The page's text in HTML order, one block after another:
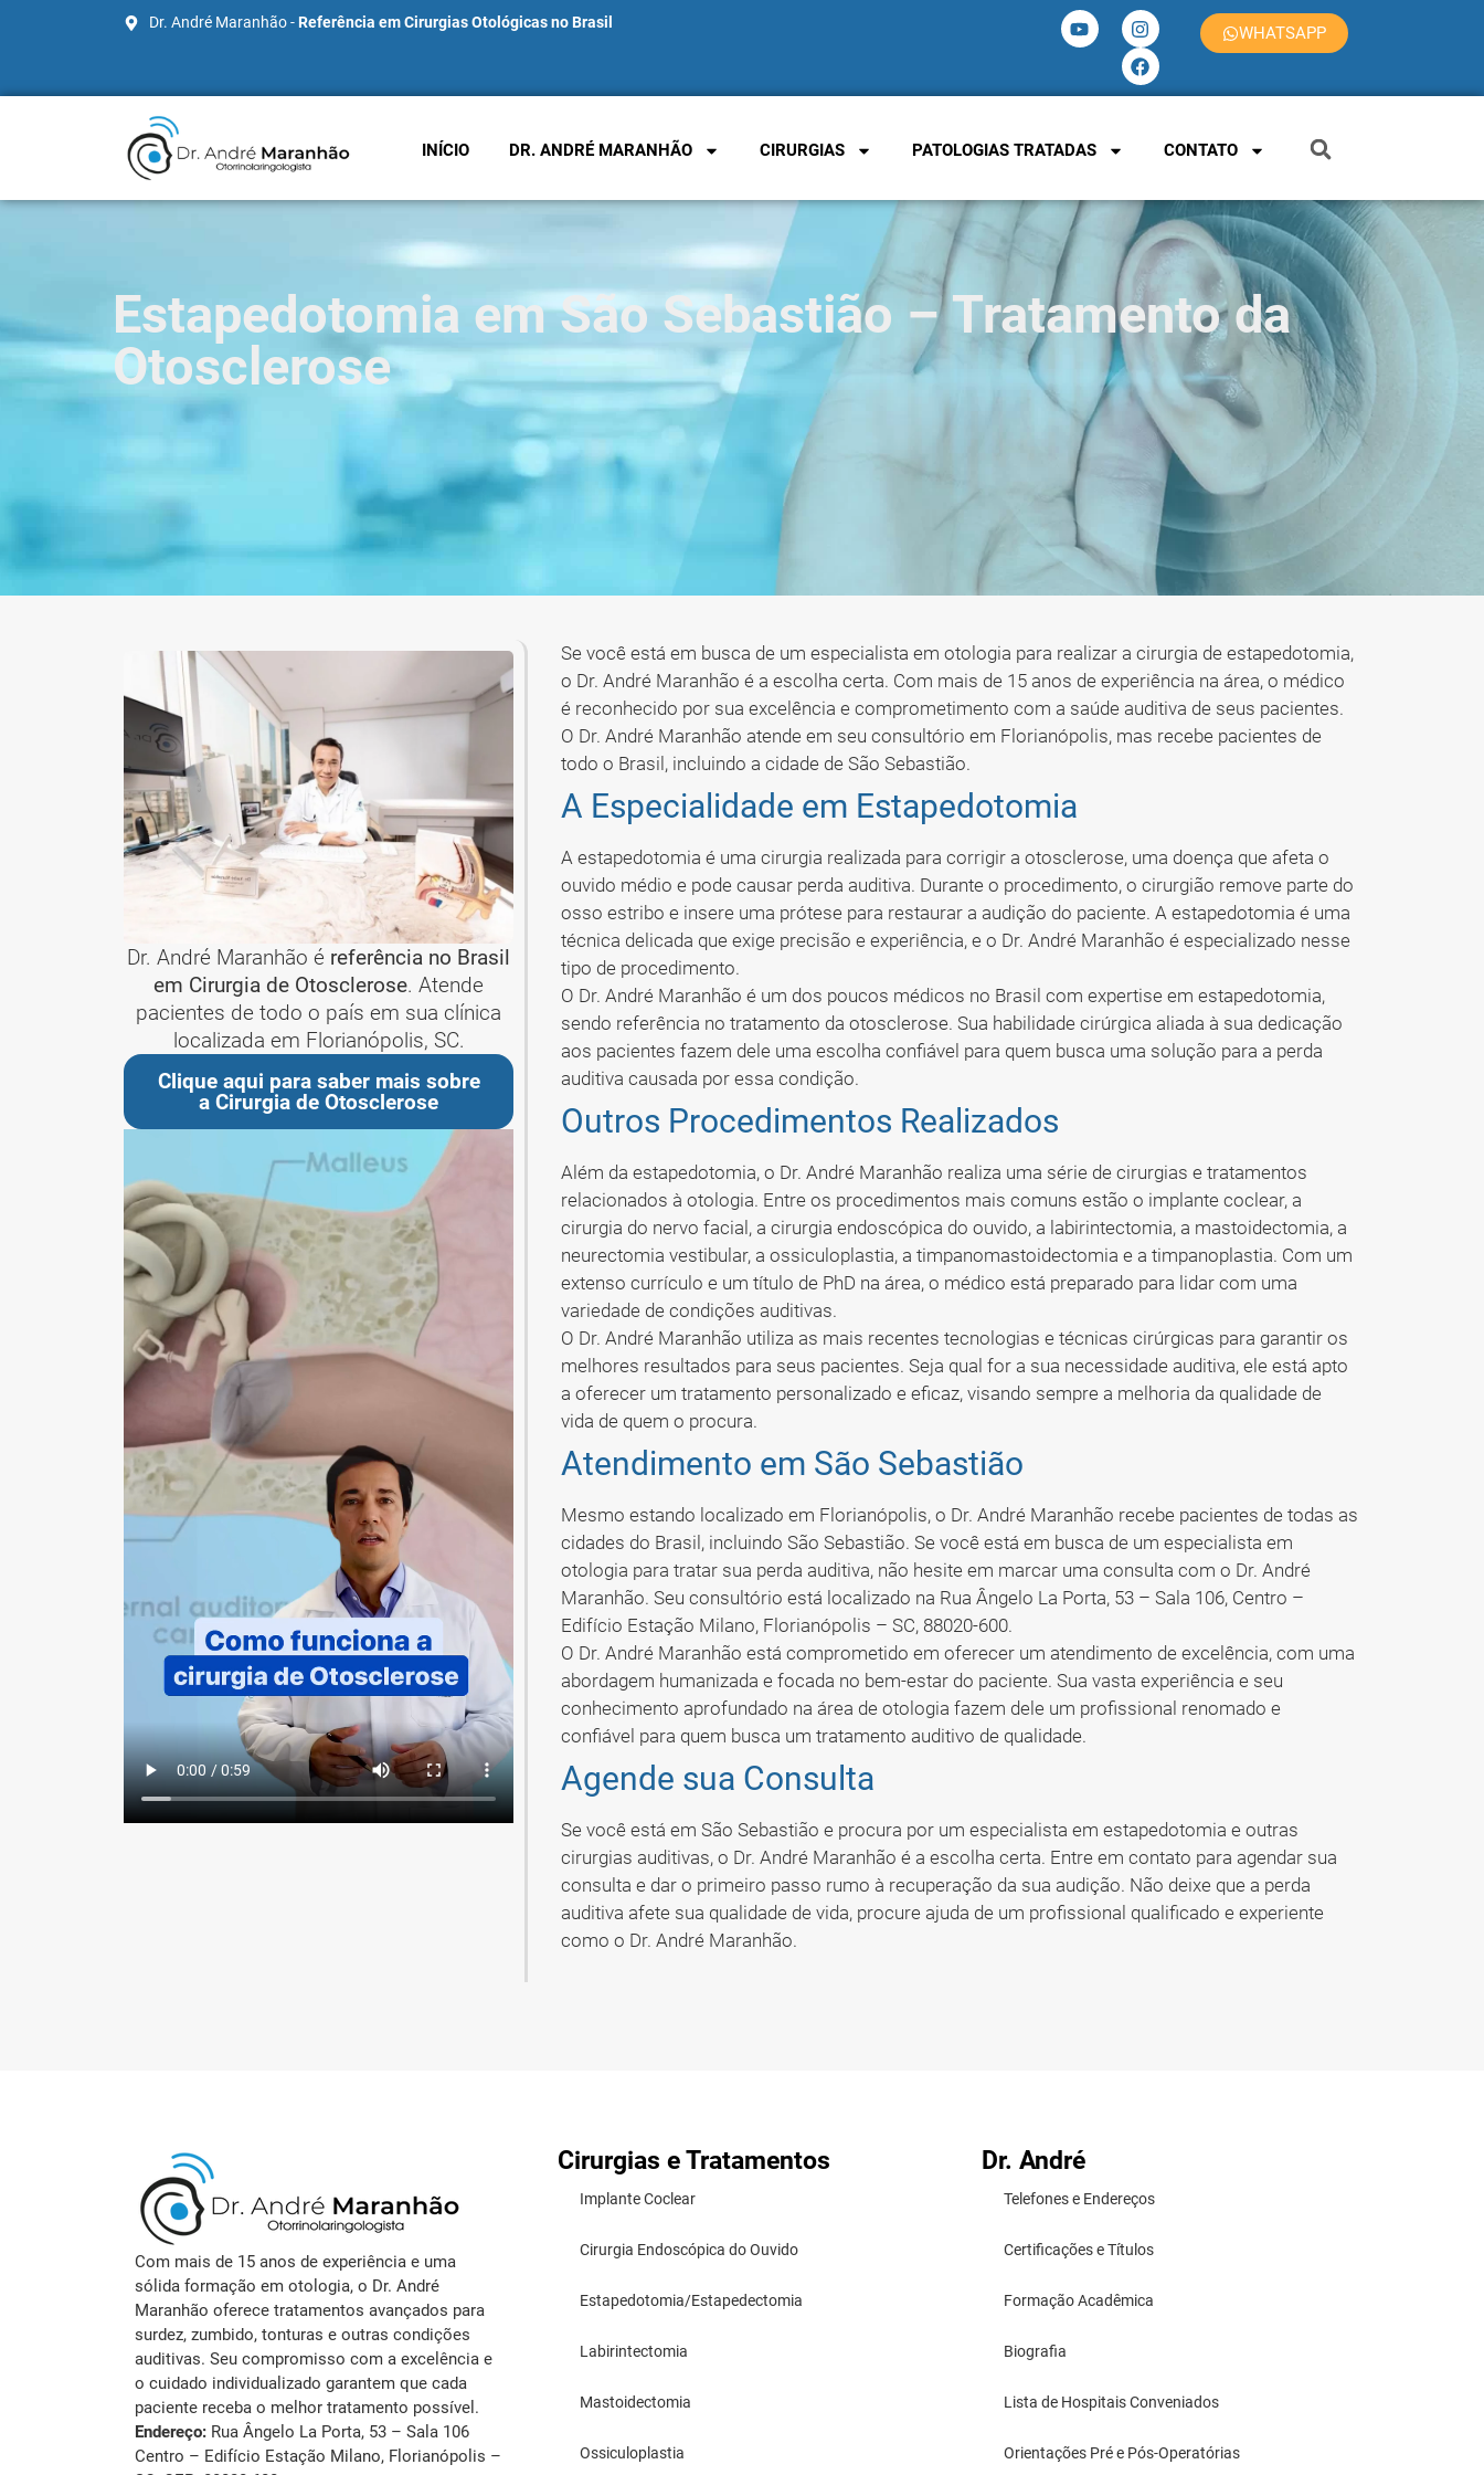
Dr. André Maranhão -Referência em Cirurgias Otológicas no Brasil
WHATSAPP
INÍCIO DR. ANDRÉ MARANHÃO CIRURGIAS PATOLOGIAS TRATADAS CONTATO
Estapedotomia em São Sebastião – Tratamento da
Otosclerose
Dr. André Maranhão é referência no Brasil
em Cirurgia de Otosclerose. Atende
pacientes de todo o país em sua clínica
localizada em Florianópolis, SC.
Clique aqui para saber mais sobre
a Cirurgia de Otosclerose
Se você está em busca de um especialista em otologia para realizar a cirurgia de estapedotomia,
o Dr. André Maranhão é a escolha certa. Com mais de 15 anos de experiência na área, o médico
é reconhecido por sua excelência e comprometimento com a saúde auditiva de seus pacientes.
O Dr. André Maranhão atende em seu consultório em Florianópolis, mas recebe pacientes de
todo o Brasil, incluindo a cidade de São Sebastião.
A Especialidade em Estapedotomia
A estapedotomia é uma cirurgia realizada para corrigir a otosclerose, uma doença que afeta o
ouvido médio e pode causar perda auditiva. Durante o procedimento, o cirurgião remove parte do
osso estribo e insere uma prótese para restaurar a audição do paciente. A estapedotomia é uma
técnica delicada que exige precisão e experiência, e o Dr. André Maranhão é especializado nesse
tipo de procedimento.
O Dr. André Maranhão é um dos poucos médicos no Brasil com expertise em estapedotomia,
sendo referência no tratamento da otosclerose. Sua habilidade cirúrgica aliada à sua dedicação
aos pacientes fazem dele uma escolha confiável para quem busca uma solução para a perda
auditiva causada por essa condição.
Outros Procedimentos Realizados
Além da estapedotomia, o Dr. André Maranhão realiza uma série de cirurgias e tratamentos
relacionados à otologia. Entre os procedimentos mais comuns estão o implante coclear, a
cirurgia do nervo facial, a cirurgia endoscópica do ouvido, a labirintectomia, a mastoidectomia, a
neurectomia vestibular, a ossiculoplastia, a timpanomastoidectomia e a timpanoplastia. Com um
extenso currículo e um título de PhD na área, o médico está preparado para lidar com uma
variedade de condições auditivas.
O Dr. André Maranhão utiliza as mais recentes tecnologias e técnicas cirúrgicas para garantir os
melhores resultados para seus pacientes. Seja qual for a sua necessidade auditiva, ele está apto
a oferecer um tratamento personalizado e eficaz, visando sempre a melhoria da qualidade de
vida de quem o procura.
Atendimento em São Sebastião
Mesmo estando localizado em Florianópolis, o Dr. André Maranhão recebe pacientes de todas as
cidades do Brasil, incluindo São Sebastião. Se você está em busca de um especialista em
otologia para tratar sua perda auditiva, não hesite em marcar uma consulta com o Dr. André
Maranhão. Seu consultório está localizado na Rua Ângelo La Porta, 53 – Sala 106, Centro –
Edifício Estação Milano, Florianópolis – SC, 88020-600.
O Dr. André Maranhão está comprometido em oferecer um atendimento de excelência, com uma
abordagem humanizada e focada no bem-estar do paciente. Sua vasta experiência e seu
conhecimento aprofundado na área de otologia fazem dele um profissional renomado e
confiável para quem busca um tratamento auditivo de qualidade.
Agende sua Consulta
Se você está em São Sebastião e procura por um especialista em estapedotomia e outras
cirurgias auditivas, o Dr. André Maranhão é a escolha certa. Entre em contato para agendar sua
consulta e dar o primeiro passo rumo à recuperação da sua audição. Não deixe que a perda
auditiva afete sua qualidade de vida, procure ajuda de um profissional qualificado e experiente
como o Dr. André Maranhão.
Com mais de 15 anos de experiência e uma
sólida formação em otologia, o Dr. André
Maranhão oferece tratamentos avançados para
surdez, zumbido, tonturas e outras condições
auditivas. Seu compromisso com a excelência e
o cuidado individualizado garantem que cada
paciente receba o melhor tratamento possível.
Endereço: Rua Ângelo La Porta, 53 – Sala 106
Centro – Edifício Estação Milano, Florianópolis –
Cirurgias e Tratamentos
Implante Coclear
Cirurgia Endoscópica do Ouvido
Estapedotomia/Estapedectomia
Labirintectomia
Mastoidectomia
Ossiculoplastia
Dr. André
Telefones e Endereços
Certificações e Títulos
Formação Acadêmica
Biografia
Lista de Hospitais Conveniados
Orientações Pré e Pós-Operatórias